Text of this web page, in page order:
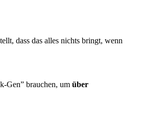
dass das alles nichts bringt, wenn
Gen” brauchen, um über